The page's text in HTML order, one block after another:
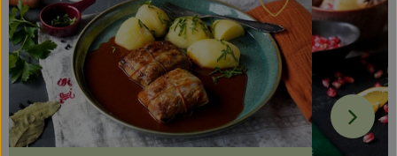
Rezept zu